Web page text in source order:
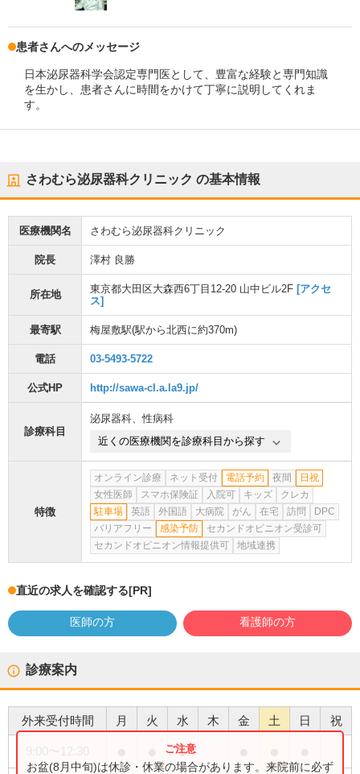
患者さんへのメッセージ
日本泌尿器科学会認定専門医として、豊富な経験と専門知識
を生かし、患者さんに時間をかけて丁寧に説明してくれま
す。
さわむら泌尿器科クリニック の基本情報
医療機関名 さわむら泌尿器科クリニック
院長 澤村 良勝
所在地 東京都大田区大森西6丁目12-20 山中ビル2F [アクセ
ス]
最寄駅 梅屋敷駅(駅から北西に約370m)
電話 03-5493-5722
公式HP http://sawa-cl.a.la9.jp/
診療科目
泌尿器科、性病科
近くの医療機関を診療科目から探す
特徴
オンライン診療 ネット受付 電話予約 夜間
日祝
女性医師
スマホ保険証 入院可 キッズ
クレカ
駐車場
英語 外国語 大病院 がん 在宅 訪問
DPC
バリアフリー
感染予防
セカンドオピニオン受診可
セカンドオピニオン情報提供可
地域連携
直近の求人を確認する[PR]
医師の方 看護師の方
診療案内
外来受付時間 月 火 水 木 金 土 日 祝
●
お盆(8月中旬)は休診・休業の場合があります。来院前に必ず